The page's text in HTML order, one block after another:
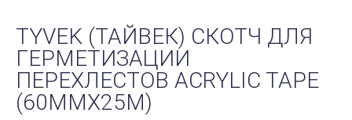
TYVEK (ТАЙВЕК) СКОТЧ ДЛЯ
ГЕРМЕТИЗАЦИИ
ПЕРЕХЛЕСТОВ ACRYLIC TAPE
(60ММХ25М)